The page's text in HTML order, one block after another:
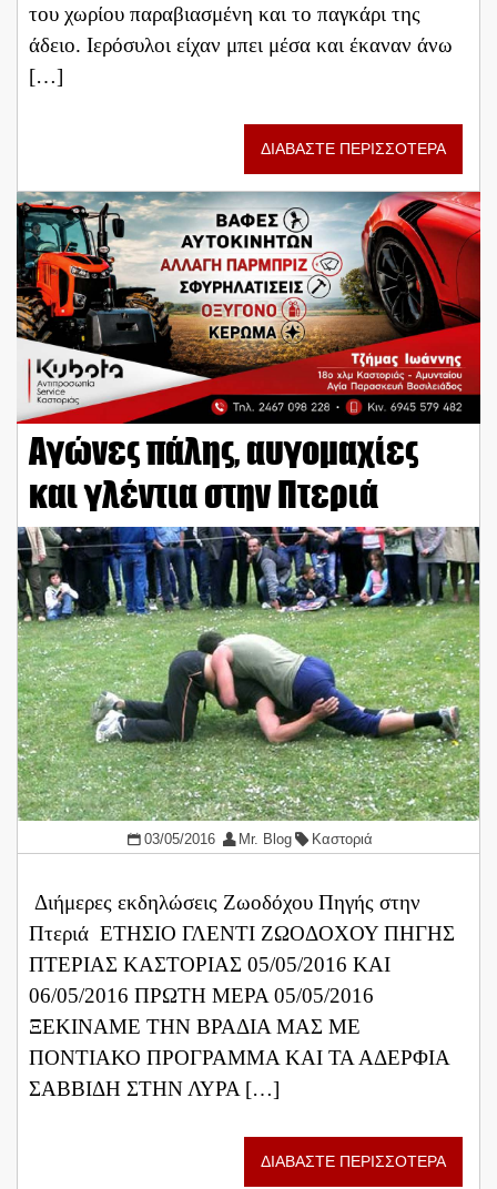
του χωρίου παραβιασμένη και το παγκάρι της
άδειο. Ιερόσυλοι είχαν μπει μέσα και έκαναν άνω
[…]
ΔΙΑΒΑΣΤΕ ΠΕΡΙΣΣΟΤΕΡΑ
Αγώνες πάλης, αυγομαχίες
και γλέντια στην Πτεριά
03/05/2016 Mr. Blog Καστοριά
Διήμερες εκδηλώσεις Ζωοδόχου Πηγής στην
Πτεριά ΕΤΗΣΙΟ ΓΛΕΝΤΙ ΖΩΟΔΟΧΟΥ ΠΗΓΗΣ
ΠΤΕΡΙΑΣ ΚΑΣΤΟΡΙΑΣ 05/05/2016 ΚΑΙ
06/05/2016 ΠΡΩΤΗ ΜΕΡΑ 05/05/2016
ΞΕΚΙΝΑΜΕ ΤΗΝ ΒΡΑΔΙΑ ΜΑΣ ΜΕ
ΠΟΝΤΙΑΚΟ ΠΡΟΓΡΑΜΜΑ ΚΑΙ ΤΑ ΑΔΕΡΦΙΑ
ΣΑΒΒΙΔΗ ΣΤΗΝ ΛΥΡΑ […]
ΔΙΑΒΑΣΤΕ ΠΕΡΙΣΣΟΤΕΡΑ